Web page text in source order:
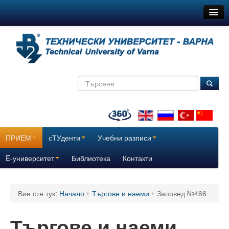
Новини
За нас
Поздравителни адреси
ПРИЕМ сТУденти
Учебни разписи
E-университет
Библиотека Контакти
Вие сте тук: Начало Търгове и наеми Заповед №466